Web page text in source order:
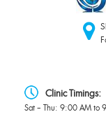
Clinic Timings:
Sat – Thu: 9:00 AM to